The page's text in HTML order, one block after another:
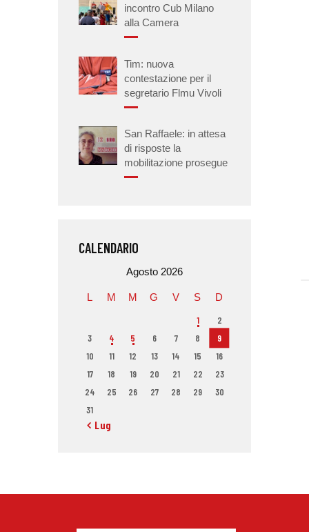
incontro Cub Milano
alla Camera
Tim: nuova
contestazione per il
segretario Flmu Vivoli
San Raffaele: in attesa
di risposte la
mobilitazione prosegue
CALENDARIO
Agosto 2026
L M M G V S D
1
2
3
4 5 6 7 8
9
10
11 12 13 14 15
16
17
18 19 20 21 22
23
24
25 26 27 28 29
30
31
« Lug